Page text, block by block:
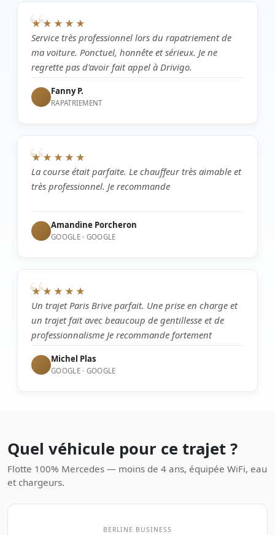
“
★★★★★
Service très professionnel lors du rapatriement de
ma voiture. Ponctuel, honnête et sérieux. Je ne
regrette pas d'avoir fait appel à Drivigo.
Fanny P.
RAPATRIEMENT
“
★★★★★
La course était parfaite. Le chauffeur très aimable et
très professionnel. Je recommande
Amandine Porcheron
GOOGLE · GOOGLE
“
★★★★★
Un trajet Paris Brive parfait. Une prise en charge et
un trajet fait avec beaucoup de gentillesse et de
professionnalisme Je recommande fortement
Michel Plas
GOOGLE · GOOGLE
Quel véhicule pour ce trajet ?
Flotte 100% Mercedes — moins de 4 ans, équipée WiFi, eau
et chargeurs.
BERLINE BUSINESS